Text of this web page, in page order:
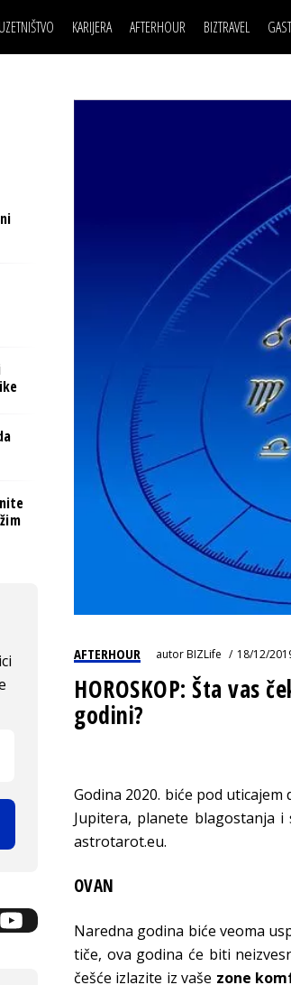
KARIJERA AFTERHOUR BIZTRAVEL
POSAO
MOJ UGAO
FILM I SCENA
AUTO SVET
AFTERHOUR autorBIZLife 18/12/
HOROSKOP: Šta vas
godini?
Godina 2020. biće pod
Jupitera, planete blagostanja
astrotarot.eu.
OVAN
Naredna godina biće veoma
tiče, ova godina će biti
češće izlazite iz vaše zone